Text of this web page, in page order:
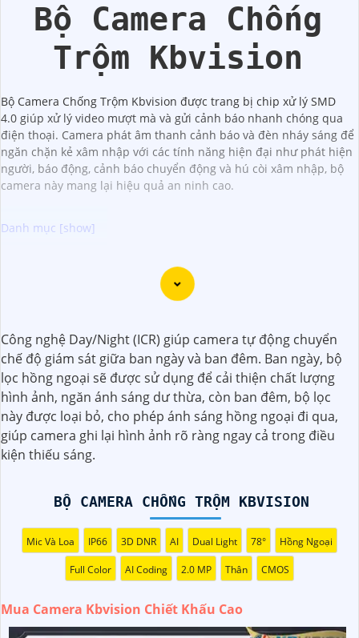
Bộ Camera Chống
Trộm Kbvision
Bộ Camera Chống Trộm Kbvision được trang bị chip xử lý SMD
4.0 giúp xử lý video mượt mà và gửi cảnh báo nhanh chóng qua
điện thoại. Camera phát âm thanh cảnh báo và đèn nháy sáng để
ngăn chặn kẻ xâm nhập với các tính năng hiện đại như phát hiện
người, báo động, cảnh báo chuyển động và hú còi xâm nhập, bộ
camera này mang lại hiệu quả an ninh cao.
Chào bạn, dưới đây là một số câu giới thiệu cho việc mua
Camera Kbvision với chiết khấu cao và giải pháp phù hợp
với chiết khấu hấp dẫn? Hãy đến với chúng tôi để nhận ưu
đãi đặc biệt và được tư vấn về giải pháp chính xác nhất
cho nhu cầu an ninh của bạn!"
️🏅️2: "Bạn muốn mua Camera Kbvision với giá ưu đãi và
giải pháp phù hợp? Liên hệ ngay với chúng tôi để được hỗ
trợ tốt nhất từ đội ngũ chuyên gia có kinh nghiệm!"
️🥈3: "Chúng tôi cam kết cung cấp Camera Kbvision chính
chúng tôi để trải nghiệm dịch vụ tốt nhất và nhận được sự
tư vấn chuyên nghiệp về giải pháp an ninh cần thiết!"
Hy vọng những câu giới thiệu trên sẽ giúp bạn thành công
trong việc tiếp cận khách hàng và tăng cơ hội bán hàng
của bạn. Nếu có bất kỳ yêu cầu hay câu hỏi nào khác, bạn
Công nghệ Day/Night (ICR) giúp camera tự động chuyển
chế độ giám sát giữa ban ngày và ban đêm. Ban ngày, bộ
lọc hồng ngoại sẽ được sử dụng để cải thiện chất lượng
hình ảnh, ngăn ánh sáng dư thừa, còn ban đêm, bộ lọc
này được loại bỏ, cho phép ánh sáng hồng ngoại đi qua,
giúp camera ghi lại hình ảnh rõ ràng ngay cả trong điều
kiện thiếu sáng.
BỘ CAMERA CHỐNG TRỘM KBVISION
Mic Và Loa IP66 3D DNR AI Dual Light 78° Hồng Ngoại
Full Color AI Coding 2.0 MP Thân CMOS
Mua Camera Kbvision Chiết Khấu Cao